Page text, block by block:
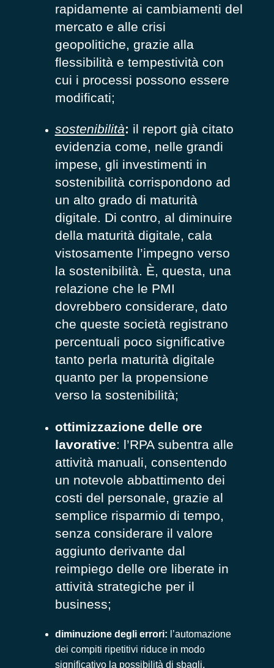
rapidamente ai cambiamenti del
mercato e alle crisi
geopolitiche, grazie alla
flessibilità e tempestività con
cui i processi possono essere
modificati;
sostenibilità: il report già citato
evidenzia come, nelle grandi
impese, gli investimenti in
sostenibilità corrispondono ad
un alto grado di maturità
digitale. Di contro, al diminuire
della maturità digitale, cala
vistosamente l’impegno verso
la sostenibilità. È, questa, una
relazione che le PMI
dovrebbero considerare, dato
che queste società registrano
percentuali poco significative
tanto perla maturità digitale
quanto per la propensione
verso la sostenibilità;
ottimizzazione delle ore
lavorative: l’RPA subentra alle
attività manuali, consentendo
un notevole abbattimento dei
costi del personale, grazie al
semplice risparmio di tempo,
senza considerare il valore
aggiunto derivante dal
reimpiego delle ore liberate in
attività strategiche per il
business;
diminuzione degli errori: l’automazione
dei compiti ripetitivi riduce in modo
significativo la possibilità di sbagli,